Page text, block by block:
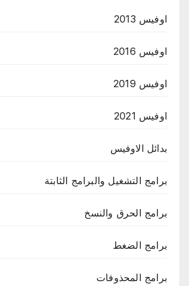
اوفيس 2013
اوفيس 2016
اوفيس 2019
اوفيس 2021
بدائل الاوفيس
برامج التشغيل والبرامج الثابتة
برامج الحرق والنسخ
برامج الضغط
برامج المحذوفات